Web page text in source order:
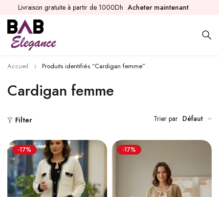
Livraison gratuite à partir de 1000Dh Acheter maintenant
Cardigan femme
Accueil Produits identifiés “Cardigan femme”
Filter Trier par Défaut
-17% -17%